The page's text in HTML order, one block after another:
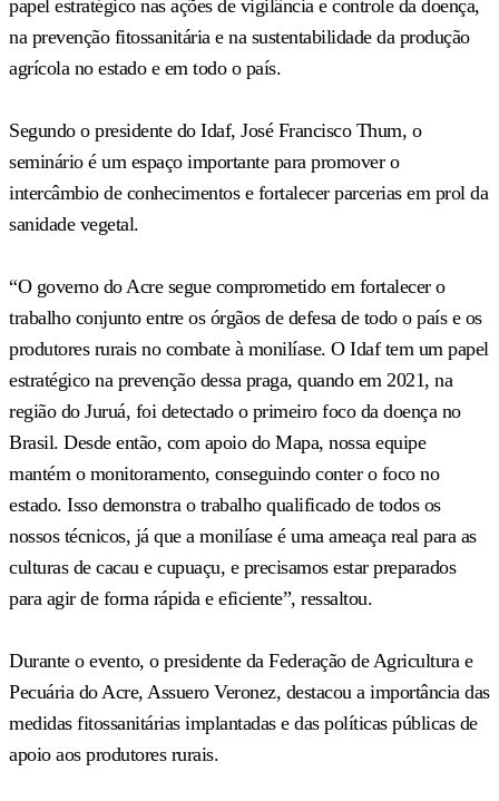
papel estratégico nas ações de vigilância e controle da doença,
na prevenção fitossanitária e na sustentabilidade da produção
agrícola no estado e em todo o país.
Segundo o presidente do Idaf, José Francisco Thum, o
seminário é um espaço importante para promover o
intercâmbio de conhecimentos e fortalecer parcerias em prol da
sanidade vegetal.
“O governo do Acre segue comprometido em fortalecer o
trabalho conjunto entre os órgãos de defesa de todo o país e os
produtores rurais no combate à monilíase. O Idaf tem um papel
estratégico na prevenção dessa praga, quando em 2021, na
região do Juruá, foi detectado o primeiro foco da doença no
Brasil. Desde então, com apoio do Mapa, nossa equipe
mantém o monitoramento, conseguindo conter o foco no
estado. Isso demonstra o trabalho qualificado de todos os
nossos técnicos, já que a monilíase é uma ameaça real para as
culturas de cacau e cupuaçu, e precisamos estar preparados
para agir de forma rápida e eficiente”, ressaltou.
Durante o evento, o presidente da Federação de Agricultura e
Pecuária do Acre, Assuero Veronez, destacou a importância das
medidas fitossanitárias implantadas e das políticas públicas de
apoio aos produtores rurais.